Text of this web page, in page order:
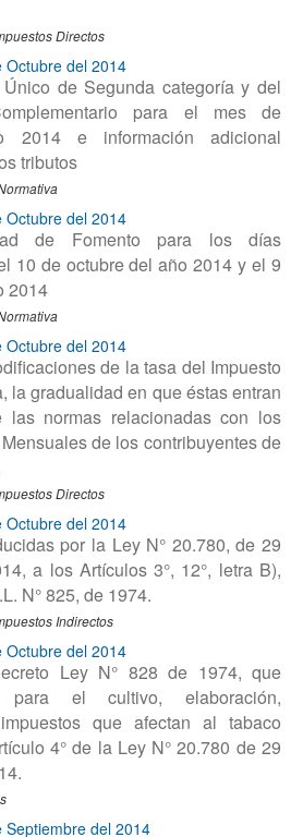
Directos
Octubre del 2014
de Segunda categoría y del
para el mes de
2014 e información adicional
tributos
Octubre del 2014
de Fomento para los días
10 de octubre del año 2014 y el 9
2014
Octubre del 2014
de la tasa del Impuesto
la gradualidad en que éstas entran
normas relacionadas con los
de los contribuyentes de
Directos
Octubre del 2014
por la Ley N° 20.780, de 29
a los Artículos 3°, 12°, letra B),
N° 825, de 1974.
Indirectos
Octubre del 2014
Ley N° 828 de 1974, que
para el cultivo, elaboración,
que afectan al tabaco
4° de la Ley N° 20.780 de 29
Septiembre del 2014